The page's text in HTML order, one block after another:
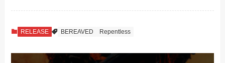
RELEASE BEREAVED Repentless